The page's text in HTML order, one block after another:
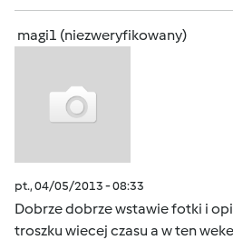
magi1 (niezweryfikowany)
pt., 04/05/2013 - 08:33
Dobrze dobrze wstawie fotki i
troszku wiecej czasu a w ten